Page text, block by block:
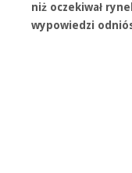
niż oczekiwał
wypowiedzi